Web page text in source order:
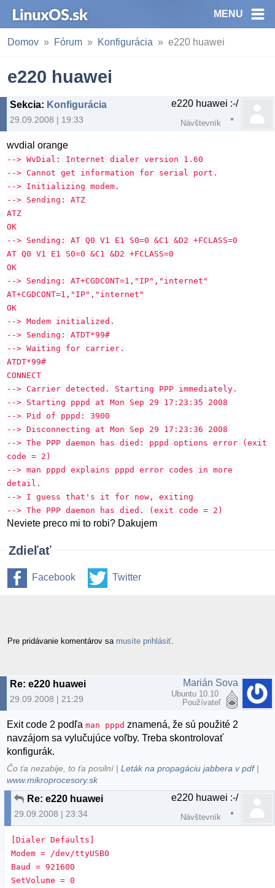
MENU
Domov Fórum Konfigurácia e220 huawei
e220 huawei
Sekcia: Konfigurácia
29.09.2008 | 19:33
e220 huawei :-/
Návštevník
wvdial orange
--> WvDial: Internet dialer version 1.60
--> Cannot get information for serial port.
--> Initializing modem.
--> Sending: ATZ
ATZ
OK
--> Sending: AT Q0 V1 E1 S0=0 &C1 &D2 +FCLASS=0
AT Q0 V1 E1 S0=0 &C1 &D2 +FCLASS=0
OK
--> Sending: AT+CGDCONT=1,"IP","internet"
AT+CGDCONT=1,"IP","internet"
OK
--> Modem initialized.
--> Sending: ATDT*99#
--> Waiting for carrier.
ATDT*99#
CONNECT
--> Carrier detected. Starting PPP immediately.
--> Starting pppd at Mon Sep 29 17:23:35 2008
--> Pid of pppd: 3900
--> Disconnecting at Mon Sep 29 17:23:36 2008
--> The PPP daemon has died: pppd options error (exit
code = 2)
--> man pppd explains pppd error codes in more
detail.
--> I guess that's it for now, exiting
--> The PPP daemon has died. (exit code = 2)
Neviete preco mi to robi? Dakujem
Zdieľať
Facebook Twitter
Pre pridávanie komentárov sa musíte prihlásiť
Re: e220 huawei
29.09.2008 | 21:29
Marián Sova
Ubuntu 10.10
Používateľ
Exit code 2 podľaman pppd znamená, že sú použité 2
navzájom sa vylučujúce voľby. Treba skontrolovať
konfigurák.
Čo ťa nezabije, to ťa posilní |Leták na propagáciu jabbera v pdf|
www.mikroprocesory.sk
Re: e220 huawei
29.09.2008 | 23:34
e220 huawei :-/
Návštevník
[Dialer Defaults]
Modem = /dev/ttyUSB0
Baud = 921600
SetVolume = 0